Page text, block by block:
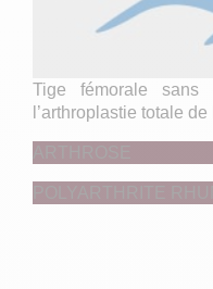
Tige fémorale
l’arthroplastie totale